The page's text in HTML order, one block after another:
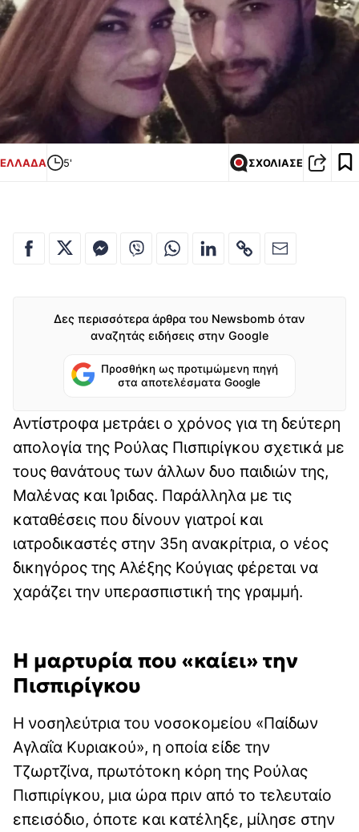
ΕΛΛΑΔΑ 5' ΣΧΟΛΙΑΣΕ
Δες περισσότερα άρθρα του Newsbomb όταν
αναζητάς ειδήσεις στην Google
Προσθήκη ως προτιμώμενη πηγή
στα αποτελέσματα Google
Αντίστροφα μετράει ο χρόνος για τη δεύτερη
απολογία της Ρούλας Πισπιρίγκου σχετικά με
τους θανάτους των άλλων δυο παιδιών της,
Μαλένας και Ίριδας. Παράλληλα με τις
καταθέσεις που δίνουν γιατροί και
ιατροδικαστές στην 35η ανακρίτρια, ο νέος
δικηγόρος της Αλέξης Κούγιας φέρεται να
χαράζει την υπερασπιστική της γραμμή.
Η μαρτυρία που «καίει» την
Πισπιρίγκου
Η νοσηλεύτρια του νοσοκομείου «Παίδων
Αγλαΐα Κυριακού», η οποία είδε την
Τζωρτζίνα, πρωτότοκη κόρη της Ρούλας
Πισπιρίγκου, μια ώρα πριν από το τελευταίο
επεισόδιο, όποτε και κατέληξε, μίλησε στην